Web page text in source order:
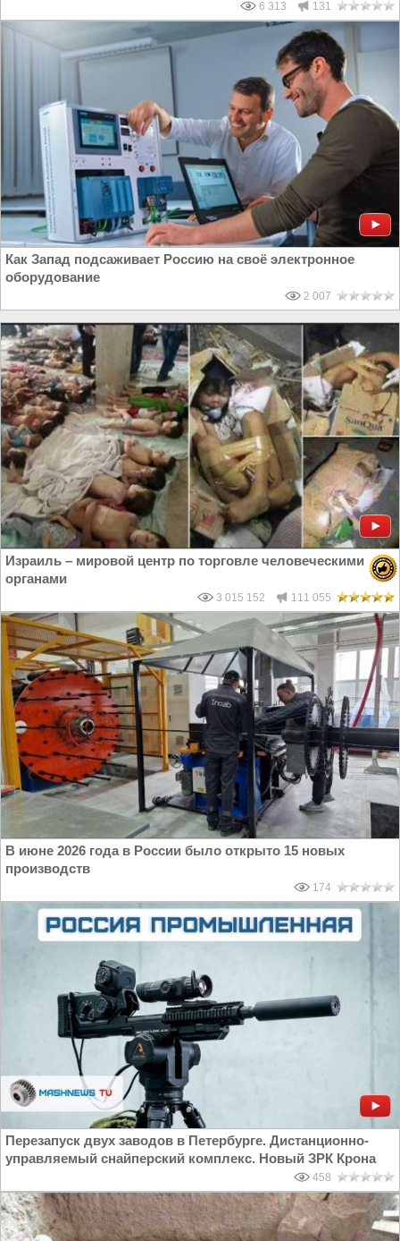
6 313 131
Как Запад подсаживает Россию на своё электронное
оборудование
2 007
Израиль – мировой центр по торговле человеческими
органами
3 015 152 111 055
В июне 2026 года в России было открыто 15 новых
производств
174
Перезапуск двух заводов в Петербурге. Дистанционно-
управляемый снайперский комплекс. Новый ЗРК Крона
458